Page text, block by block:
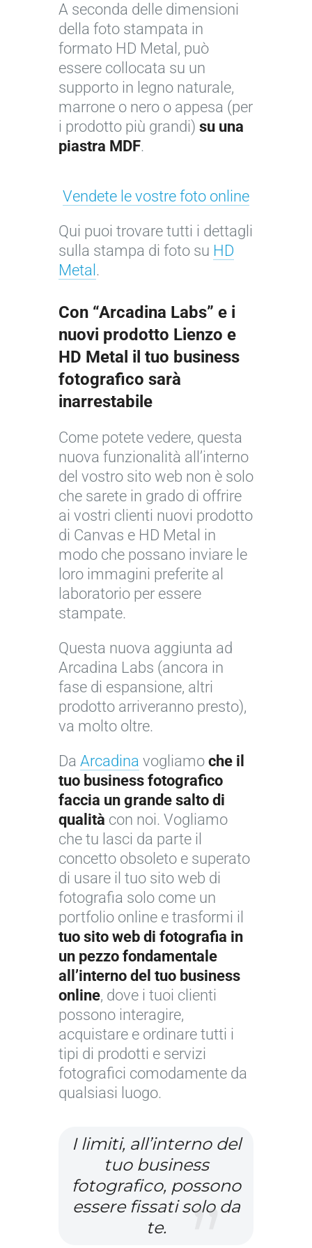
s
i
o
n
e
d
i
o
c
o
r
©
o
é
C
r
u
z
A seconda delle dimensioni
della foto stampata in
formato HD Metal, può
essere collocata su un
supporto in legno naturale,
marrone o nero o appesa (per
i prodotto più grandi) su una
piastra MDF.
Vendete le vostre foto online
Qui puoi trovare tutti i dettagli
sulla stampa di foto su HD
Metal .
Con “Arcadina Labs” e i
nuovi prodotto Lienzo e
HD Metal il tuo business
fotografico sarà
inarrestabile
Come potete vedere, questa
nuova funzionalità all’interno
del vostro sito web non è solo
che sarete in grado di offrire
ai vostri clienti nuovi prodotto
di Canvas e HD Metal in
modo che possano inviare le
loro immagini preferite al
laboratorio per essere
stampate.
Questa nuova aggiunta ad
Arcadina Labs (ancora in
fase di espansione, altri
prodotto arriveranno presto),
va molto oltre.
Da Arcadina vogliamo che il
tuo business fotografico
faccia un grande salto di
qualità con noi. Vogliamo
che tu lasci da parte il
concetto obsoleto e superato
di usare il tuo sito web di
fotografia solo come un
portfolio online e trasformi il
tuo sito web di fotografia in
un pezzo fondamentale
all’interno del tuo business
online, dove i tuoi clienti
possono interagire,
acquistare e ordinare tutti i
tipi di prodotti e servizi
fotografici comodamente da
qualsiasi luogo.
I limiti, all’interno del
tuo business
fotografico, possono
essere fissati solo da
te.